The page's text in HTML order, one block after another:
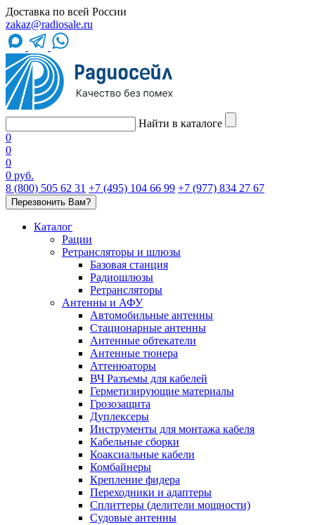
Доставка по всей России
zakaz@radiosale.ru
Найти в каталоге
0
0
0
0 руб.
8 (800) 505 62 31 +7 (495) 104 66 99 +7 (977) 834 27 67
Перезвонить Вам?
Каталог
Рации
Ретрансляторы и шлюзы
Базовая станция
Радиошлюзы
Ретрансляторы
Антенны и АФУ
Автомобильные антенны
Стационарные антенны
Антенные обтекатели
Антенные тюнера
Аттенюаторы
ВЧ Разъемы для кабелей
Герметизирующие материалы
Грозозащита
Дуплексеры
Инструменты для монтажа кабеля
Кабельные сборки
Коаксиальные кабели
Комбайнеры
Крепление фидера
Переходники и адаптеры
Сплиттеры (делители мощности)
Судовые антенны